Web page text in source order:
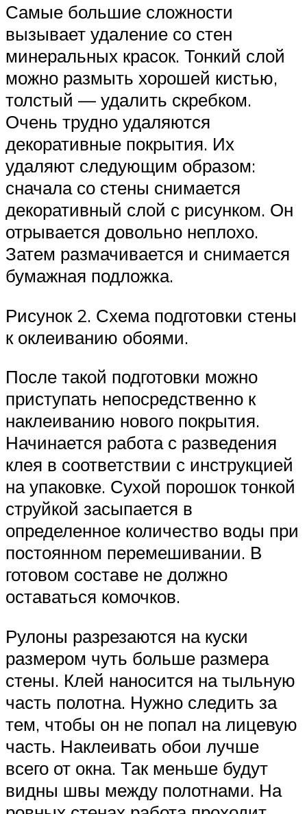
Самые большие сложности
вызывает удаление со стен
минеральных красок. Тонкий слой
можно размыть хорошей кистью,
толстый — удалить скребком.
Очень трудно удаляются
декоративные покрытия. Их
удаляют следующим образом:
сначала со стены снимается
декоративный слой с рисунком. Он
отрывается довольно неплохо.
Затем размачивается и снимается
бумажная подложка.
Рисунок 2. Схема подготовки стены
к оклеиванию обоями.
После такой подготовки можно
приступать непосредственно к
наклеиванию нового покрытия.
Начинается работа с разведения
клея в соответствии с инструкцией
на упаковке. Сухой порошок тонкой
струйкой засыпается в
определенное количество воды при
постоянном перемешивании. В
готовом составе не должно
оставаться комочков.
Рулоны разрезаются на куски
размером чуть больше размера
стены. Клей наносится на тыльную
часть полотна. Нужно следить за
тем, чтобы он не попал на лицевую
часть. Наклеивать обои лучше
всего от окна. Так меньше будут
видны швы между полотнами. На